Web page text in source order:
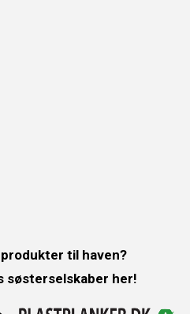
til haven?
søsterselskaber her!